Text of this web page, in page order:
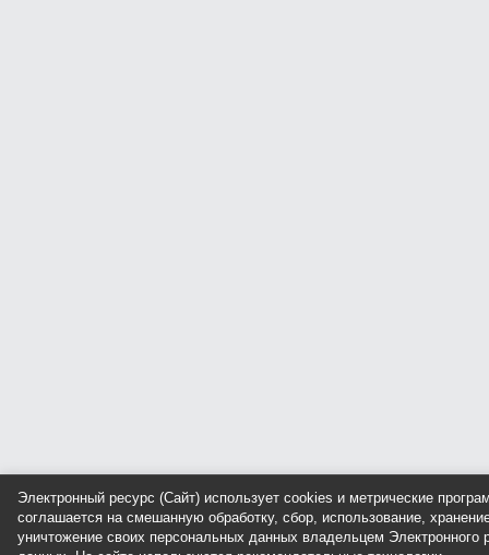
Электронный ресурс (Сайт) использует cookies и метрические
соглашается на смешанную обработку, сбор, использование,
уничтожение своих персональных данных владельцем Электронного